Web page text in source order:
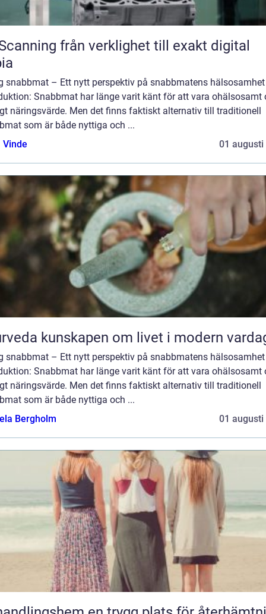
verklighet till exakt digital
snabbmat – Ett nytt perspektiv på snabbmatens hälsosamhet
Snabbmat har länge varit känt för att vara ohälsosamt
näringsvärde. Men det finns faktiskt alternativ till traditionell
som är både nyttiga och ...
Vinde
01 augusti
Ayurveda kunskapen om livet i modern
snabbmat – Ett nytt perspektiv på snabbmatens hälsosamhet
Snabbmat har länge varit känt för att vara ohälsosamt
näringsvärde. Men det finns faktiskt alternativ till traditionell
som är både nyttiga och ...
Bergholm
01 augusti